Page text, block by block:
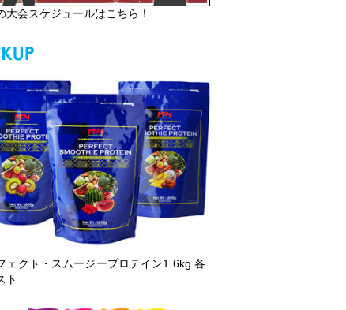
大会スケジュールはこちら！
ェクト・スムージープロテイン1.6kg 各
ト